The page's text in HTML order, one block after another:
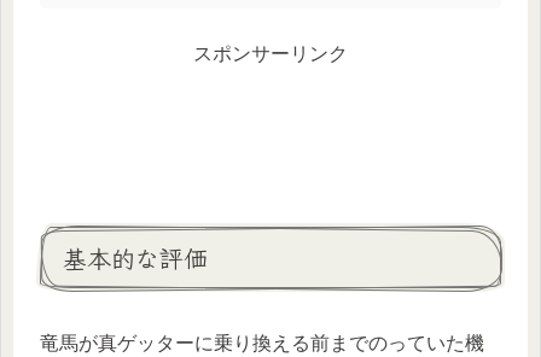
スポンサーリンク
基本的な評価
竜馬が真ゲッターに乗り換える前までのっていた機